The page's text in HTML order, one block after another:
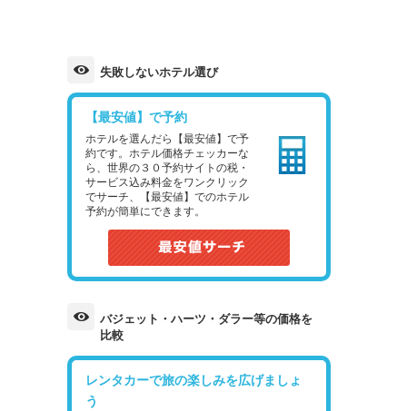
失敗しないホテル選び
【最安値】で予約
ホテルを選んだら【最安値】で予
約です。ホテル価格チェッカーな
ら、世界の３０予約サイトの税・
サービス込み料金をワンクリック
でサーチ、【最安値】でのホテル
予約が簡単にできます。
バジェット・ハーツ・ダラー等の価格を
比較
レンタカーで旅の楽しみを広げましょ
う